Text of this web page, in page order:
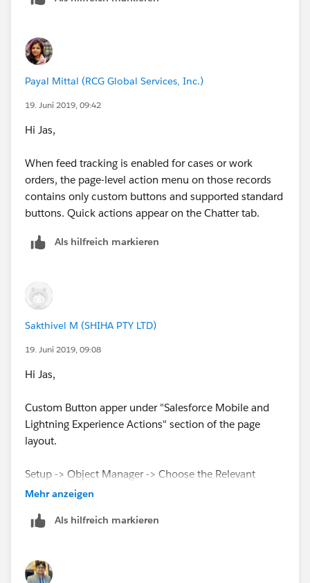
Payal Mittal (RCG Global Services, Inc.)
19. Juni 2019, 09:42
Hi Jas,
When feed tracking is enabled for cases or work
orders, the page-level action menu on those records
contains only custom buttons and supported standard
buttons. Quick actions appear on the Chatter tab.
Als hilfreich markieren
Sakthivel M (SHIHA PTY LTD)
19. Juni 2019, 09:08
Hi Jas,
Custom Button apper under "Salesforce Mobile and
Lightning Experience Actions" section of the page
layout.
Setup -> Object Manager -> Choose the Relevant
Object -> Page Layout -> Edit (and drag and drop the
Screenshot.
Thanks & Regards,
Mehr anzeigen
Als hilfreich markieren